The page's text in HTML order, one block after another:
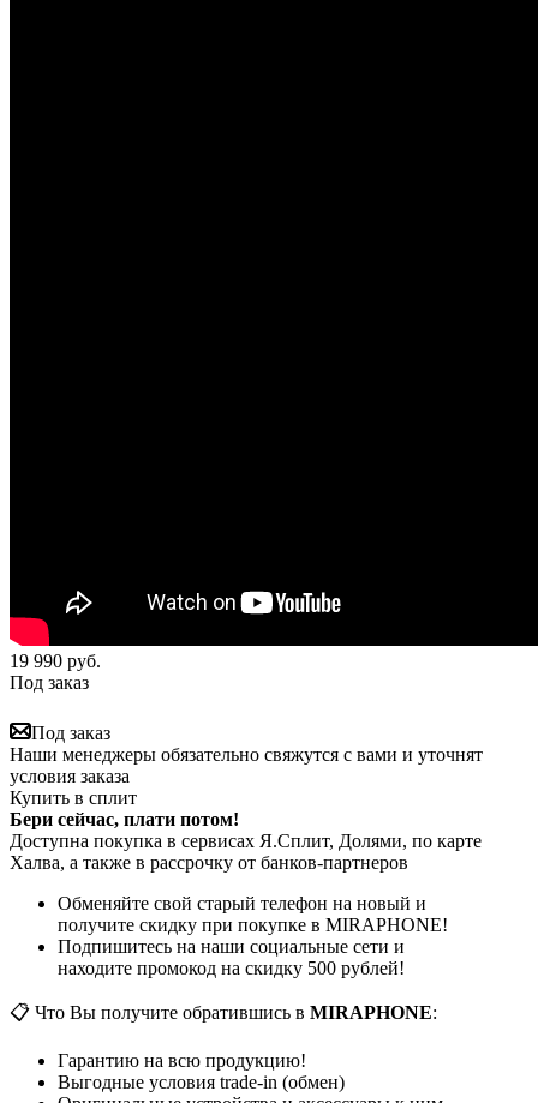
19 990 руб.
Под заказ
Под заказ
Наши менеджеры обязательно свяжутся с вами и уточнят
условия заказа
Купить в сплит
Бери сейчас, плати потом!
Доступна покупка в сервисах Я.Сплит, Долями, по карте
Халва, а также в рассрочку от банков-партнеров
Обменяйте свой старый телефон на новый и
получите скидку при покупке в MIRAPHONE!
Подпишитесь на наши социальные сети и
находите промокод на скидку 500 рублей!
📋 Что Вы получите обратившись в MIRAPHONE:
Гарантию на всю продукцию!
Выгодные условия trade-in (обмен)